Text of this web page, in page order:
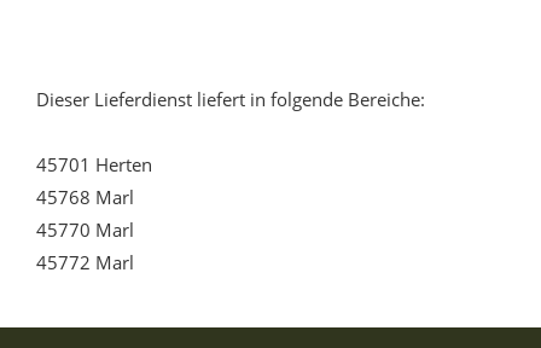
Dieser Lieferdienst liefert in folgende Bereiche:
45701 Herten
45768 Marl
45770 Marl
45772 Marl